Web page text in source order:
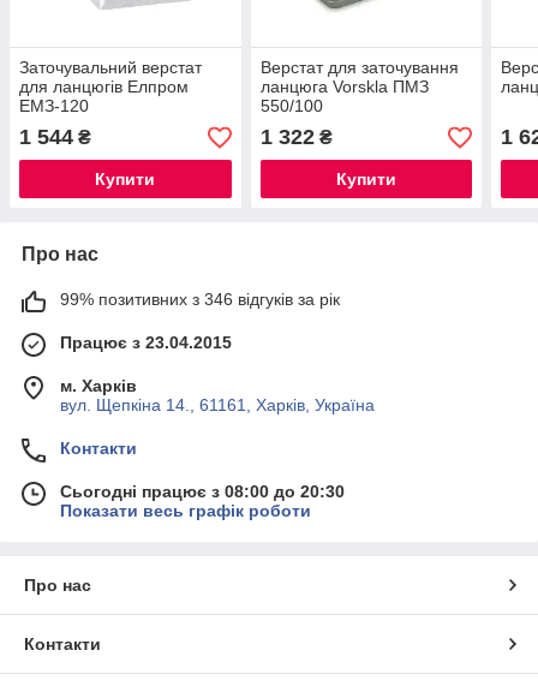
Заточувальний верстат
для ланцюгів Елпром
ЕМЗ-120
1 544 ₴
Купити
Верстат для заточування
ланцюга Vorskla ПМЗ
550/100
1 322₴
Купити
1
Про нас
99% позитивних з 346 відгуків за рік
Працює з 23.04.2015
м. Харків
вул. Щепкіна 14., 61161, Харків, Україна
Контакти
Сьогодні працює з 08:00 до 20:30
Показати весь графік роботи
Про нас
Контакти